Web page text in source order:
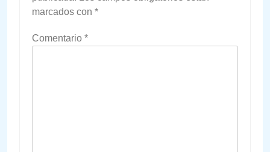
marcados con *
Comentario *